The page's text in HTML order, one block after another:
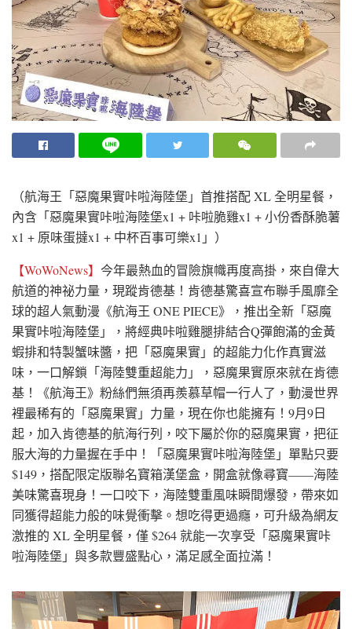
（航海王「惡魔果實咔啦海陸堡」首推搭配 XL 全明星餐，
內含「惡魔果實咔啦海陸堡x1 + 咔啦脆雞x1 + 小份香酥脆薯
x1 + 原味蛋撻x1 + 中杯百事可樂x1」）
【WoWoNews】 今年最熱血的冒險旗幟再度高掛，來自偉大
航道的神祕力量，現蹤肯德基！肯德基驚喜宣布聯手風靡全
球的超人氣動漫《航海王 ONE PIECE》，推出全新「惡魔
果實咔啦海陸堡」，將經典咔啦雞腿排結合Q彈飽滿的金黃
蝦排和特製蟹味醬，把「惡魔果實」的超能力化作真實滋
味，一口解鎖「海陸雙重超能力」，惡魔果實原來就在肯德
基！《航海王》粉絲們無須再羨慕草帽一行人了，動漫世界
裡最稀有的「惡魔果實」力量，現在你也能擁有！9月9日
起，加入肯德基的航海行列，咬下屬於你的惡魔果實，把征
服大海的力量握在手中！「惡魔果實咔啦海陸堡」單點只要
$149，搭配限定版聯名寶箱漢堡盒，開盒就像尋寶——海陸
美味驚喜現身！一口咬下，海陸雙重風味瞬間爆發，帶來如
同獲得超能力般的味覺衝擊。想吃得更過癮，可升級為網友
激推的 XL 全明星餐，僅 $264 就能一次享受「惡魔果實咔
啦海陸堡」與多款豐盛點心，滿足感全面拉滿！